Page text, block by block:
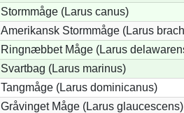
Stormmåge (Larus canus)
Amerikansk Stormmåge (Larus
Ringnæbbet Måge (Larus
Svartbag (Larus marinus)
Tangmåge (Larus dominicanus)
Gråvinget Måge (Larus glaucescens)